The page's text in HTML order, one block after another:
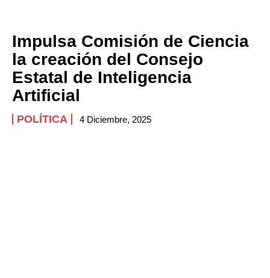
Impulsa Comisión de Ciencia
la creación del Consejo
Estatal de Inteligencia
Artificial
POLÍTICA 4 Diciembre, 2025